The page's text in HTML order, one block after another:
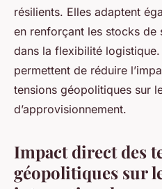
résilients. Elles adaptent
en renforçant les stocks de
dans la flexibilité
permettent de réduire
tensions géopolitiques sur
d’approvisionnement.
Impact direct des
géopolitiques sur